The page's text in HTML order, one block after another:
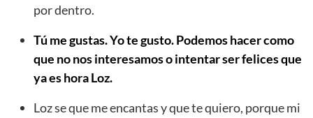
por dentro.
Tú me gustas. Yo te gusto. Podemos hacer como
que no nos interesamos o intentar ser felices que
ya es hora Loz.
Loz se que me encantas y que te quiero, porque mi